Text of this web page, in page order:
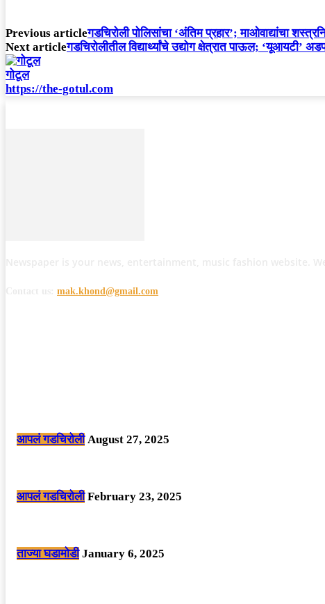
Previous articleगडचिरोली पोलिसांचा ‘अंतिम प्रहार’; माओवाद्यांचा
Next articleगडचिरोलीतील विद्यार्थ्यांचे उद्योग क्षेत्रात पाऊल; ‘यूआयटी’
गोटूल
https://the-gotul.com
mak.khond@gmail.com
आपलं गडचिरोली August 27, 2025
आपलं गडचिरोली February 23, 2025
ताज्या घडामोडी January 6, 2025